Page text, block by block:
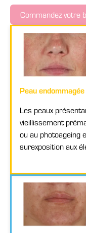
Commandez votre
Peau
Les peaux
vieillissement
ou au photoageing
surexposition aux